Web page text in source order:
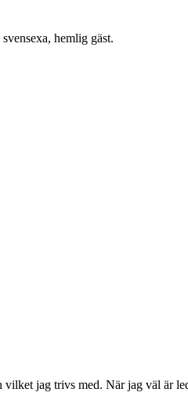
hemlig gäst.
jag trivs med. När jag väl är